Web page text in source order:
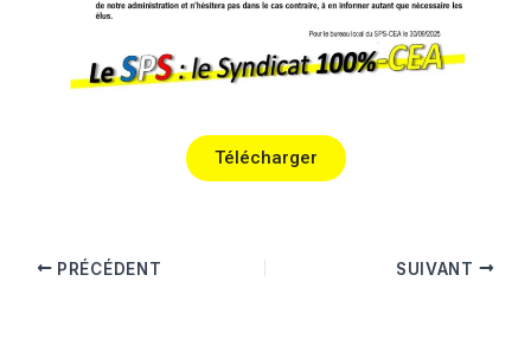
Télécharger
PRÉCÉDENT SUIVANT